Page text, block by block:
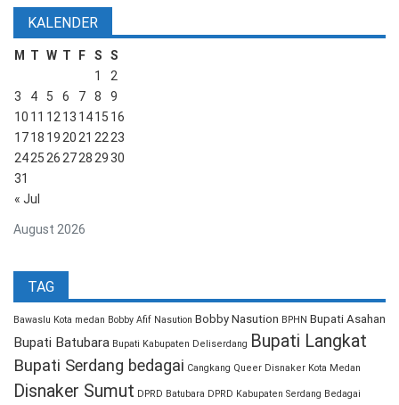
KALENDER
August 2026
M T W T F S S
« Jul
1
2
3
4 5 6 7 8
9
10 11 12 13 1415 16
1718 19 20 21 22 23
2425 26 2728 2930
31
TAG
Bawaslu Kota medan Bobby Afif Nasution Bobby Nasution BPHN Bupati Asahan
Bupati Batubara Bupati Kabupaten Deliserdang Bupati Langkat
Bupati Serdang bedagai Cangkang Queer Disnaker Kota Medan
Disnaker Sumut DPRD Batubara DPRD Kabupaten Serdang Bedagai